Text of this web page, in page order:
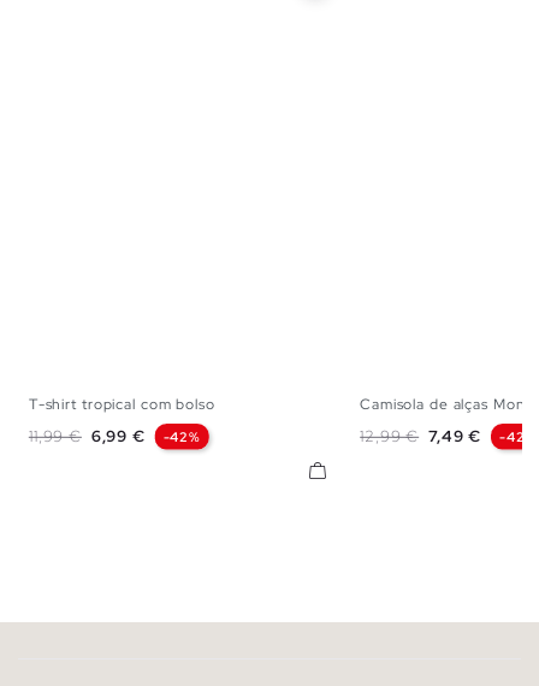
T-shirt tropical com bolso
Preço normal
11,99 € Preço
6,99 € -42%
Camisola de alças
Preço normal
12,99 € Preço
7,49 € -42%